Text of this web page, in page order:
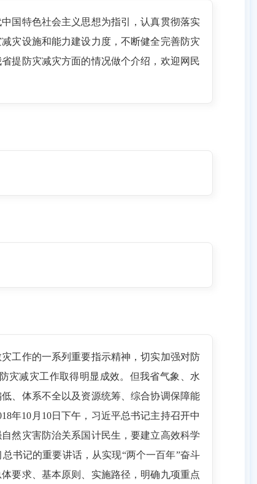
国特色社会主义思想为指引，认真贯彻落实
灾设施和能力建设力度，不断健全完善防灾
提防灾减灾方面的情况做个介绍，欢迎网民
工作的一系列重要指示精神，切实加强对防
灾减灾工作取得明显成效。但我省气象、水
、体系不全以及资源统筹、综合协调保障能
年10月10日下午，习近平总书记主持召开中
然灾害防治关系国计民生，要建立高效科学
书记的重要讲话，从实现“两个一百年”奋斗
要求、基本原则、实施路径，明确九项重点